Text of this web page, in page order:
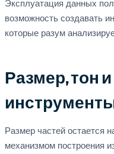
Эксплуатация данных
возможность создавать
которые разум
Размер, тон
Размер частей остается
механизмом построения